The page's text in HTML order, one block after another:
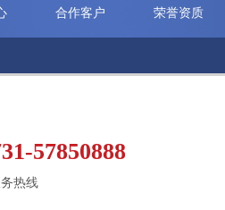
合作客户 荣誉资质
57850888
热线